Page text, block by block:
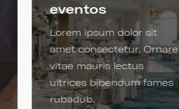
eventos
Lorem ipsum dolor sit
amet consectetur. Ornare
vitae mauris lectus
ultrices bibendum fames
rubadub.